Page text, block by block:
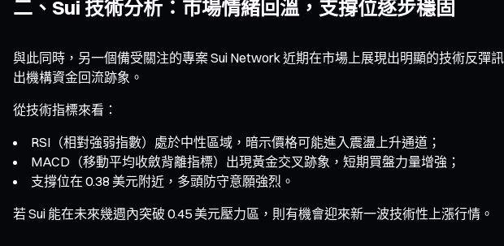
二、Sui 技術分析：市場情緒回溫，支撐位逐步穩固
與此同時，另一個備受關注的專案 Sui Network 近期在市場上展現出明顯的技術反
出機構資金回流跡象。
從技術指標來看：
RSI（相對強弱指數）處於中性區域，暗示價格可能進入震盪上升通道；
MACD（移動平均收斂背離指標）出現黃金交叉跡象，短期買盤力量增強；
支撐位在 0.38 美元附近，多頭防守意願強烈。
若 Sui 能在未來幾週內突破 0.45 美元壓力區，則有機會迎來新一波技術性上漲行情。